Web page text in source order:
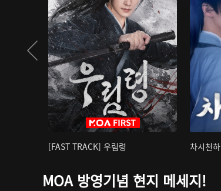
[FAST TRACK] 우림령 차시천하
MOA 방영기념 현지 메세지!